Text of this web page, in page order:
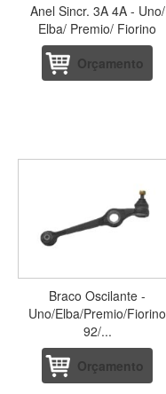
Anel Sincr. 3A 4A - Uno/
Elba/ Premio/ Fiorino
Orçamento
Braco Oscilante -
Uno/Elba/Premio/Fiorino
92/...
Orçamento